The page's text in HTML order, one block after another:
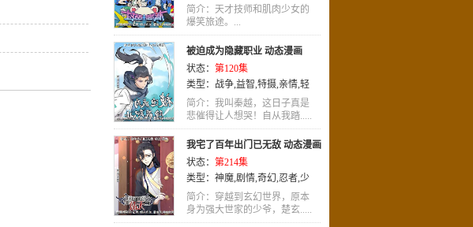
法,推理,同人,少年,少年爱,冒险
国语,奇幻
简介：天才技师和肌肉少女的
爆笑旅途。...
被迫成为隐藏职业 动态漫画
状态： 第120集
类型： 战争,益智,特摄,亲情,轻
松,国语,动画,职业
简介：我叫秦越，这日子真是
悲催得让人想哭！自从我踏.....
我宅了百年出门已无敌 动态漫画
状态： 第214集
类型： 神魔,剧情,奇幻,忍者,少
女,国语,动画
简介：穿越到玄幻世界，原本
身为强大世家的少爷，楚玄.....